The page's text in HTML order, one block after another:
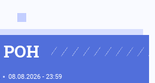
ΡΟΗ
08.08.2026 - 23:59